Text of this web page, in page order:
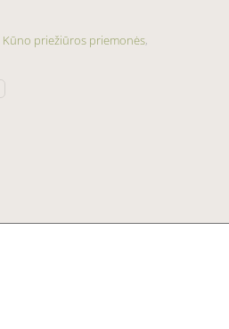
Kūno priežiūros priemonės,